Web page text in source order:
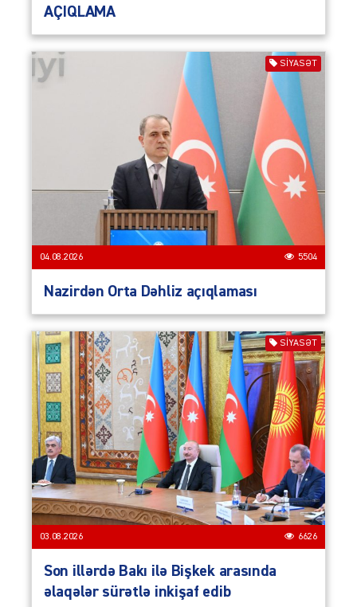
AÇIQLAMA
SIYASƏT
04.08.2026 5504
Nazirdən Orta Dəhliz açıqlaması
SIYASƏT
03.08.2026 6626
Son illərdə Bakı ilə Bişkek arasında
əlaqələr sürətlə inkişaf edib